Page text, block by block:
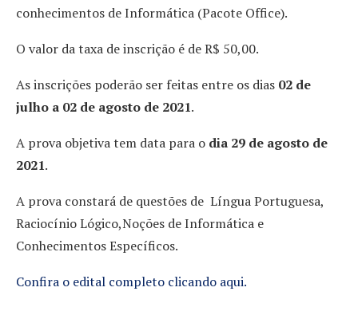
conhecimentos de Informática (Pacote Office).
O valor da taxa de inscrição é de R$ 50,00.
As inscrições poderão ser feitas entre os dias 02 de
julho a 02 de agosto de 2021.
A prova objetiva tem data para o dia 29 de agosto de
2021.
A prova constará de questões de Língua Portuguesa,
Raciocínio Lógico,Noções de Informática e
Conhecimentos Específicos.
Confira o edital completo clicando aqui.